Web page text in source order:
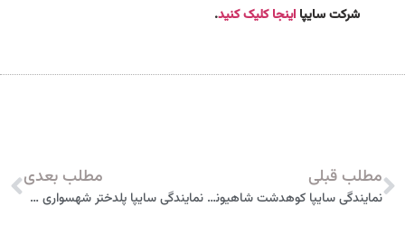
شرکت سایپااینجا کلیک کنید.
مطلب قبلی
نمایندگی سایپا کوهدشت شاهیوند 2463
مطلب بعدی
نمایندگی سایپا پلدختر شهسواری خودرو 5869